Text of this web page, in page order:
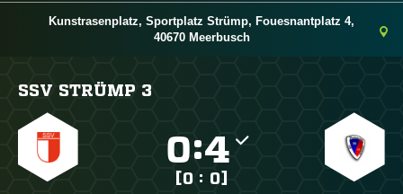
Kunstrasenplatz, Sportplatz Strümp, Fouesnantplatz 4,
40670 Meerbusch
SSV STRÜMP 3
:
[0 : 0]